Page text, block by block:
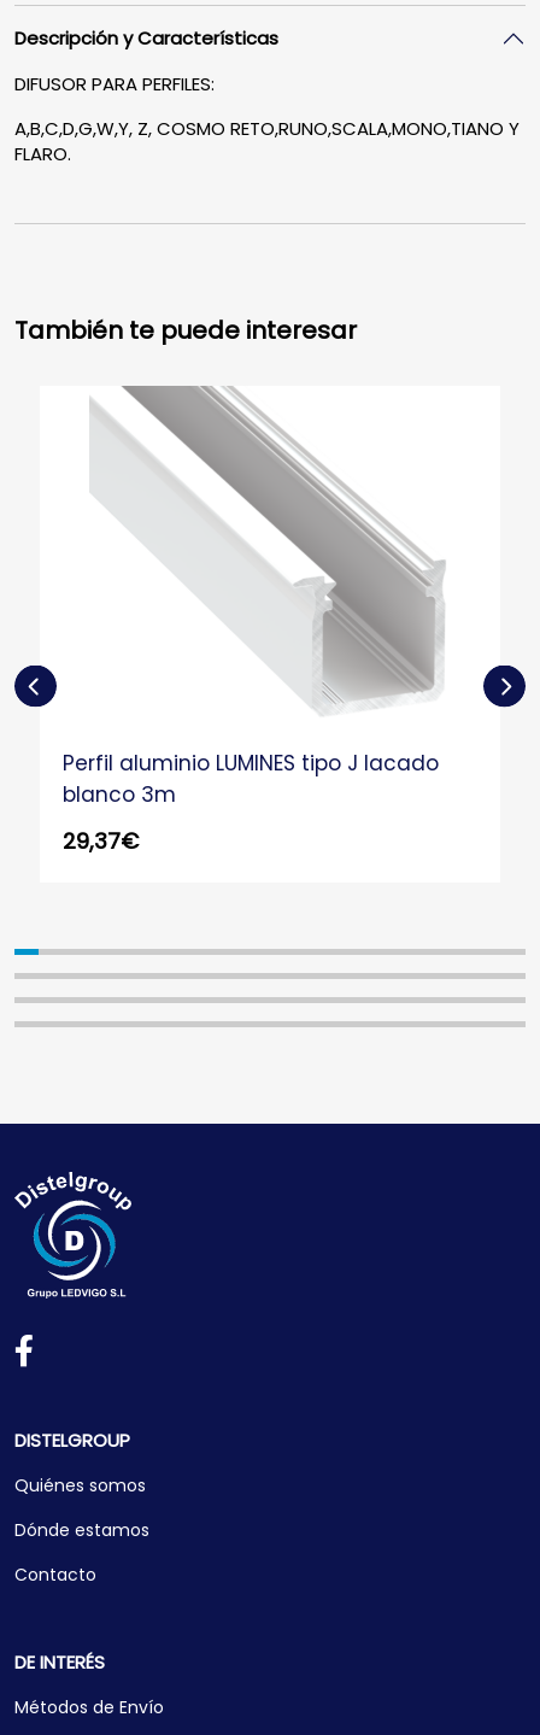
Descripción y Características
DIFUSOR PARA PERFILES:
A,B,C,D,G,W,Y, Z, COSMO RETO,RUNO,SCALA,MONO,TIANO Y
FLARO.
También te puede interesar
Perfil aluminio LUMINES tipo J lacado
blanco 3m
29,37€
DISTELGROUP
Quiénes somos
Dónde estamos
Contacto
DE INTERÉS
Métodos de Envío